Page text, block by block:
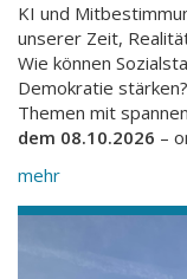
KI und
unserer Zeit,
Wie können
Demokratie
Themen mit
dem 08.10.2026 –
mehr